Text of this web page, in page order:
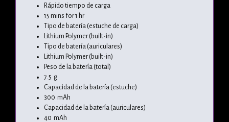
Rápido tiempo de carga
15 mins for 1 hr
Tipo de batería (estuche de carga)
Lithium Polymer (built-in)
Tipo de batería (auriculares)
Lithium Polymer (built-in)
Peso de la batería (total)
7.5 g
Capacidad de la batería (estuche)
300 mAh
Capacidad de la batería (auriculares)
40 mAh